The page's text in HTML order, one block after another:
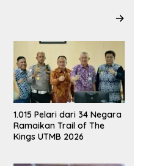
1.015 Pelari dari 34 Negara
Ramaikan Trail of The
Kings UTMB 2026